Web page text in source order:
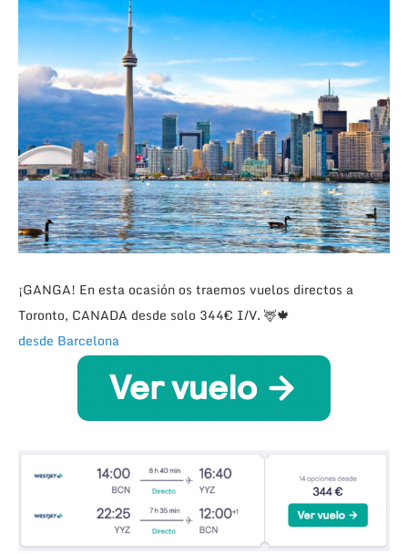
¡GANGA! En esta ocasión os traemos vuelos directos a
Toronto, CANADA desde solo 344€ I/V. 🦌🍁
desde Barcelona